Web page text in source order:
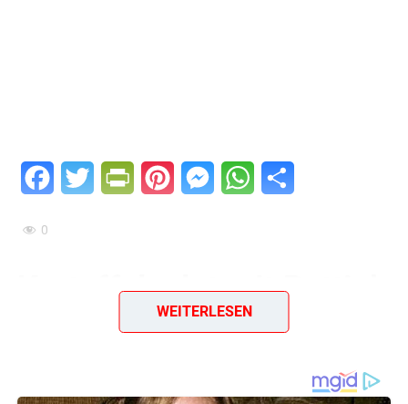
FacebookTwitter PrintFriendly
PinterestMessengerWhatsApp
0
Kartoffelsalat mit Rettich
– Würziger Salat mit
WEITERLESEN